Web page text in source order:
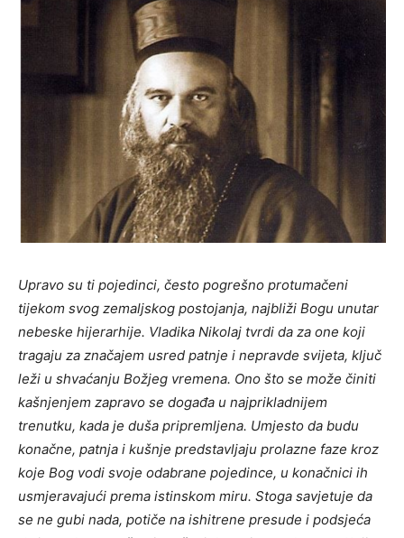
Upravo su ti pojedinci, često pogrešno protumačeni
tijekom svog zemaljskog postojanja, najbliži Bogu unutar
nebeske hijerarhije. Vladika Nikolaj tvrdi da za one koji
tragaju za značajem usred patnje i nepravde svijeta, ključ
leži u shvaćanju Božjeg vremena. Ono što se može činiti
kašnjenjem zapravo se događa u najprikladnijem
trenutku, kada je duša pripremljena. Umjesto da budu
konačne, patnja i kušnje predstavljaju prolazne faze kroz
koje Bog vodi svoje odabrane pojedince, u konačnici ih
usmjeravajući prema istinskom miru. Stoga savjetuje da
se ne gubi nada, potiče na ishitrene presude i podsjeća